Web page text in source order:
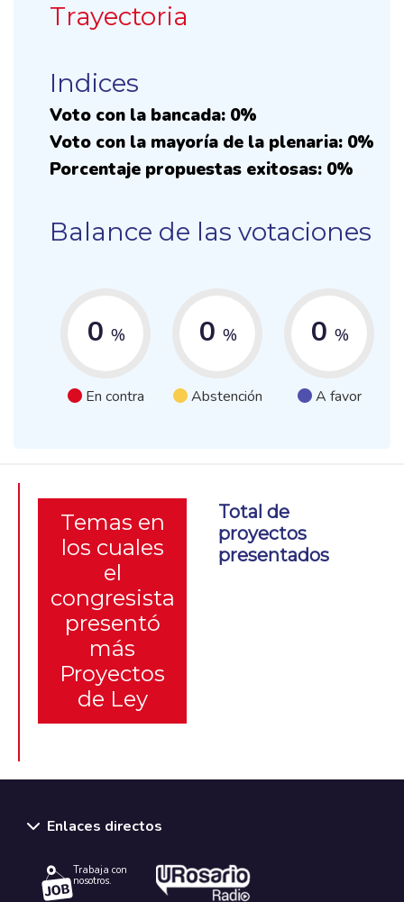
Trayectoria
Indices
Voto con la bancada: 0%
Voto con la mayoría de la plenaria: 0%
Porcentaje propuestas exitosas: 0%
Balance de las votaciones
0 %
En contra
0 %
Abstención
0 %
A favor
Temas en
los cuales
el
congresista
presentó
más
Proyectos
de Ley
Total de
proyectos
presentados
Enlaces directos
Trabaja con
nosotros.